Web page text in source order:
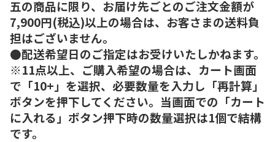
五の商品に限り、お届け先ごとのご注文金額が
7,900円(税込)以上の場合は、お客さまの送料負
担はございません。
●配送希望日のご指定はお受けいたしかねます。
※11点以上、ご購入希望の場合は、カート画面
で「10+」を選択、必要数量を入力し「再計算」
ボタンを押下してください。当画面での「カート
に入れる」ボタン押下時の数量選択は1個で結構
です。